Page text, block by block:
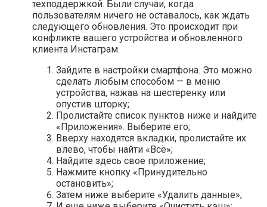
техподдержкой. Были случаи, когда
пользователям ничего не оставалось, как ждать
следующего обновления. Это происходит при
конфликте вашего устройства и обновленного
клиента Инстаграм.
Зайдите в настройки смартфона. Это можно
сделать любым способом — в меню
устройства, нажав на шестеренку или
опустив шторку;
Пролистайте список пунктов ниже и найдите
«Приложения». Выберите его;
Вверху находятся вкладки, пролистайте их
влево, чтобы найти «Всё»;
Найдите здесь свое приложение;
Нажмите кнопку «Принудительно
остановить»;
Затем ниже выберите «Удалить данные»;